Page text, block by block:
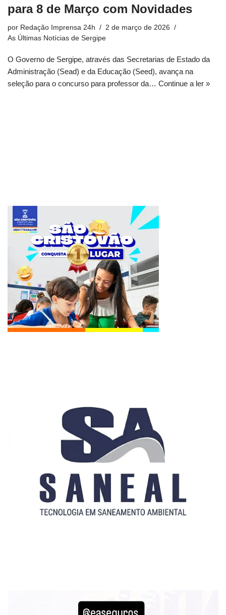
para 8 de Março com Novidades
por Redação Imprensa 24h
2 de março de 2026
As Últimas Notícias de Sergipe
O Governo de Sergipe, através das Secretarias de Estado da
Administração (Sead) e da Educação (Seed), avança na
seleção para o concurso para professor da… Continue a ler »